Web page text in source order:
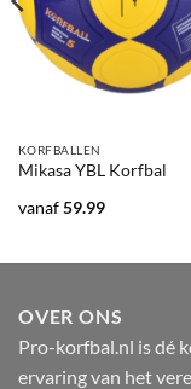
KORFBALLEN
Mikasa YBL Korfbal
vanaf59.99
OVER ONS
Pro-korfbal.nl is dé
ervaring van het